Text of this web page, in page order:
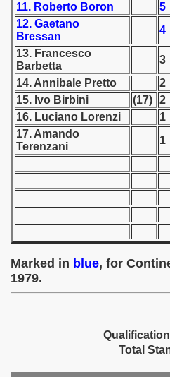
11. Roberto Boron
5
12. Gaetano
Bressan
4
13. Francesco
Barbetta
3
14. Annibale Pretto
2
15. Ivo Birbini
(17) 2
16. Luciano Lorenzi
1
17. Amando
Terenzani
1
Marked in blue, for
1979.
Total
- 1952
- 1953
- 1954
- 1955
- 1957
- 1960